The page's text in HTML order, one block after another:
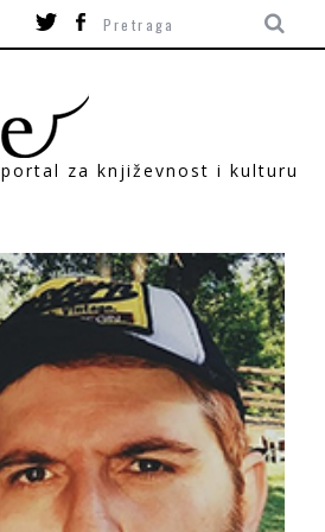
portal za književnost i kulturu